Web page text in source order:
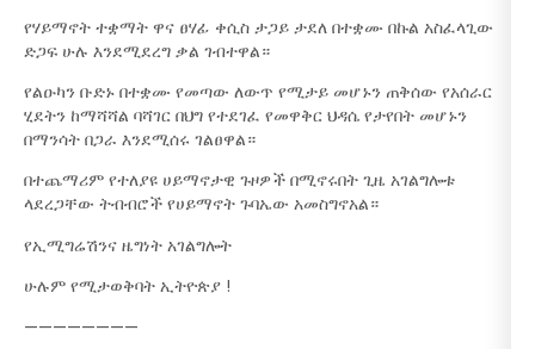
የሃይማኖት ተቋማት ዋና ፀሃፊ ቀሲስ ታጋይ ታደለ በተቋሙ በኩል አስፈላጊው
ድጋፍ ሁሉ እንደሚደረግ ቃል ገብተዋል።
የልዑካን ቡድኑ በተቋሙ የመጣው ለውጥ የሚታይ መሆኑን ጠቅሰው የአሰራር
ሂደትን ከማሻሻል ባሻገር በህግ የተደገፈ የመዋቅር ህዳሴ የታየበት መሆኑን
በማንሳት በጋራ እንደሚሰሩ ገልፀዋል።
በተጨማሪም የተለያዩ ሀይማኖታዊ ጉዞዎች በሚኖሩበት ጊዜ አገልግሎቱ
ላደረጋቸው ትብብሮች የሀይማኖት ጉባኤው አመስግኖአል።
የኢሚግሬሽንና ዜግነት አገልግሎት
ሁሉም የሚታወቅባት ኢትዮጵያ !
————————